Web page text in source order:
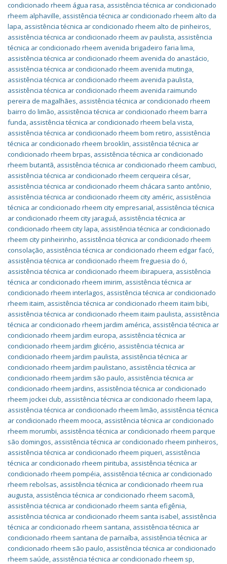
condicionado rheem água rasa, assistência técnica ar condicionado
rheem alphaville, assistência técnica ar condicionado rheem alto da
lapa, assistência técnica ar condicionado rheem alto de pinheiros,
assistência técnica ar condicionado rheem av paulista, assistência
técnica ar condicionado rheem avenida brigadeiro faria lima,
assistência técnica ar condicionado rheem avenida do anastácio,
assistência técnica ar condicionado rheem avenida mutinga,
assistência técnica ar condicionado rheem avenida paulista,
assistência técnica ar condicionado rheem avenida raimundo
pereira de magalhães, assistência técnica ar condicionado rheem
bairro do limão, assistência técnica ar condicionado rheem barra
funda, assistência técnica ar condicionado rheem bela vista,
assistência técnica ar condicionado rheem bom retiro, assistência
técnica ar condicionado rheem brooklin, assistência técnica ar
condicionado rheem brpas, assistência técnica ar condicionado
rheem butantã, assistência técnica ar condicionado rheem cambuci,
assistência técnica ar condicionado rheem cerqueira césar,
assistência técnica ar condicionado rheem chácara santo antônio,
assistência técnica ar condicionado rheem city améric, assistência
técnica ar condicionado rheem city empresarial, assistência técnica
ar condicionado rheem city jaraguá, assistência técnica ar
condicionado rheem city lapa, assistência técnica ar condicionado
rheem city pinheirinho, assistência técnica ar condicionado rheem
consolação, assistência técnica ar condicionado rheem edgar facó,
assistência técnica ar condicionado rheem freguesia do ó,
assistência técnica ar condicionado rheem ibirapuera, assistência
técnica ar condicionado rheem imirim, assistência técnica ar
condicionado rheem interlagos, assistência técnica ar condicionado
rheem itaim, assistência técnica ar condicionado rheem itaim bibi,
assistência técnica ar condicionado rheem itaim paulista, assistência
técnica ar condicionado rheem jardim américa, assistência técnica ar
condicionado rheem jardim europa, assistência técnica ar
condicionado rheem jardim glicério, assistência técnica ar
condicionado rheem jardim paulista, assistência técnica ar
condicionado rheem jardim paulistano, assistência técnica ar
condicionado rheem jardim são paulo, assistência técnica ar
condicionado rheem jardins, assistência técnica ar condicionado
rheem jockei club, assistência técnica ar condicionado rheem lapa,
assistência técnica ar condicionado rheem limão, assistência técnica
ar condicionado rheem mooca, assistência técnica ar condicionado
rheem morumbi, assistência técnica ar condicionado rheem parque
são domingos, assistência técnica ar condicionado rheem pinheiros,
assistência técnica ar condicionado rheem piqueri, assistência
técnica ar condicionado rheem pirituba, assistência técnica ar
condicionado rheem pompéia, assistência técnica ar condicionado
rheem rebolsas, assistência técnica ar condicionado rheem rua
augusta, assistência técnica ar condicionado rheem sacomã,
assistência técnica ar condicionado rheem santa efigênia,
assistência técnica ar condicionado rheem santa isabel, assistência
técnica ar condicionado rheem santana, assistência técnica ar
condicionado rheem santana de parnaíba, assistência técnica ar
condicionado rheem são paulo, assistência técnica ar condicionado
rheem saúde, assistência técnica ar condicionado rheem sp,